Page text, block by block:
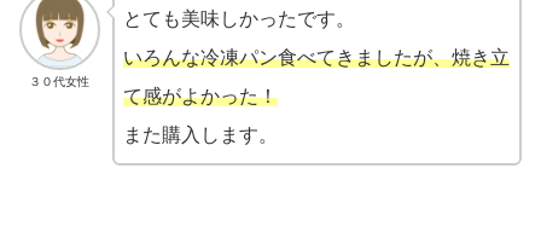
３０代女性
とても美味しかったです。
いろんな冷凍パン食べてきましたが、焼き立
て感がよかった！
また購入します。